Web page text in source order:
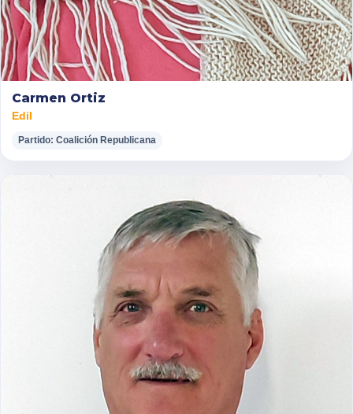
Carmen Ortiz
Edil
Partido: Coalición Republicana